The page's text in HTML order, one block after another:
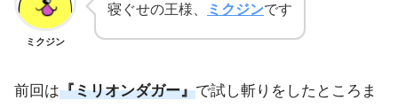
ミクジン
寝ぐせの王様、 ミクジンです
前回は『ミリオンダガー』で試し斬りをしたところま